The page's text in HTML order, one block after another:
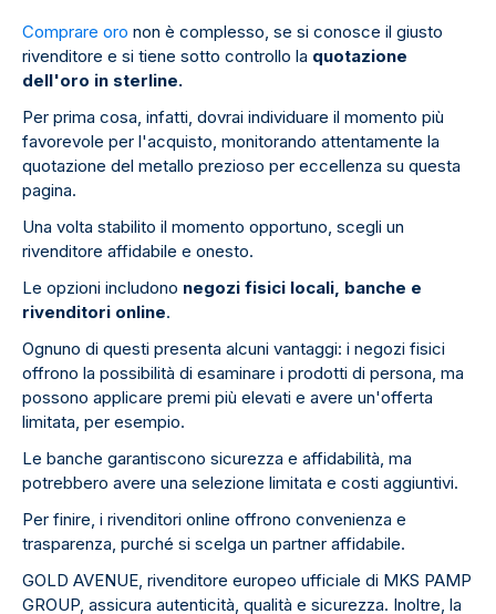
Comprare oro non è complesso, se si conosce il giusto
rivenditore e si tiene sotto controllo la quotazione
dell'oro in sterline.
Per prima cosa, infatti, dovrai individuare il momento più
favorevole per l'acquisto, monitorando attentamente la
quotazione del metallo prezioso per eccellenza su questa
pagina.
Una volta stabilito il momento opportuno, scegli un
rivenditore affidabile e onesto.
Le opzioni includono negozi fisici locali, banche e
rivenditori online.
Ognuno di questi presenta alcuni vantaggi: i negozi fisici
offrono la possibilità di esaminare i prodotti di persona, ma
possono applicare premi più elevati e avere un'offerta
limitata, per esempio.
Le banche garantiscono sicurezza e affidabilità, ma
potrebbero avere una selezione limitata e costi aggiuntivi.
Per finire, i rivenditori online offrono convenienza e
trasparenza, purché si scelga un partner affidabile.
GOLD AVENUE, rivenditore europeo ufficiale di MKS PAMP
GROUP, assicura autenticità, qualità e sicurezza. Inoltre, la